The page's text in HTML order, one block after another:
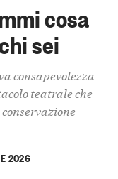
cosa
sei
consapevolezza
teatrale che
2026